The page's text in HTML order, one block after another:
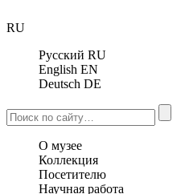
RU
Русский RU
English EN
Deutsch DE
О музее
Коллекция
Посетителю
Научная работа